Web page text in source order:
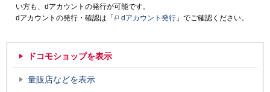
い方も、dアカウントの発行が可能です。
dアカウントの発行・確認は「
dアカウント発行 」でご確認ください。
ドコモショップを表示
量販店などを表示